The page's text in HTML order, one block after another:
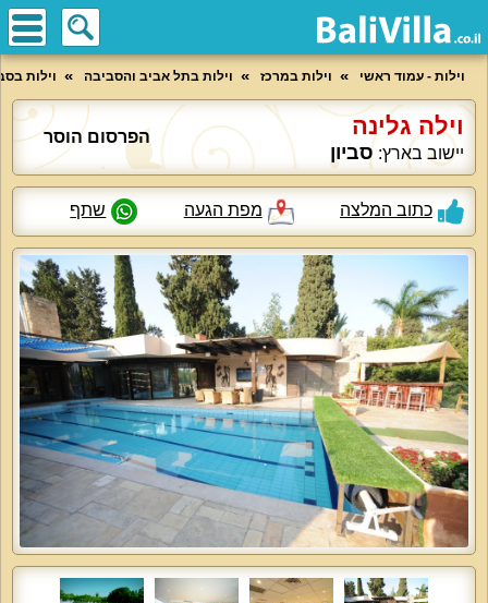
וילות - עמוד ראשי וילות במרכז וילות בתל אביב והסביבה וילות
וילה גלינה
יישוב בארץ: סביון
הפרסום הוסר
כתוב המלצה מפת הגעה שתף